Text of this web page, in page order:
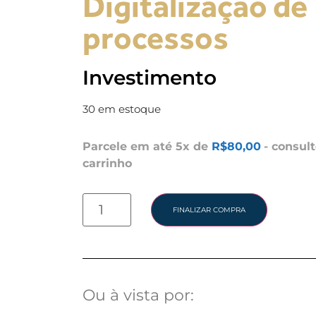
processos
Investimento
30 em estoque
Parcele em até 5x de R$80,00 -
carrinho
FINALIZAR COMPRA
Ou à vista por: